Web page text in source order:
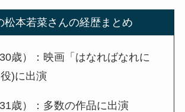
松本若菜さんの経歴まとめ
歳）：映画「はなればなれに
)に出演
歳）：多数の作品に出演